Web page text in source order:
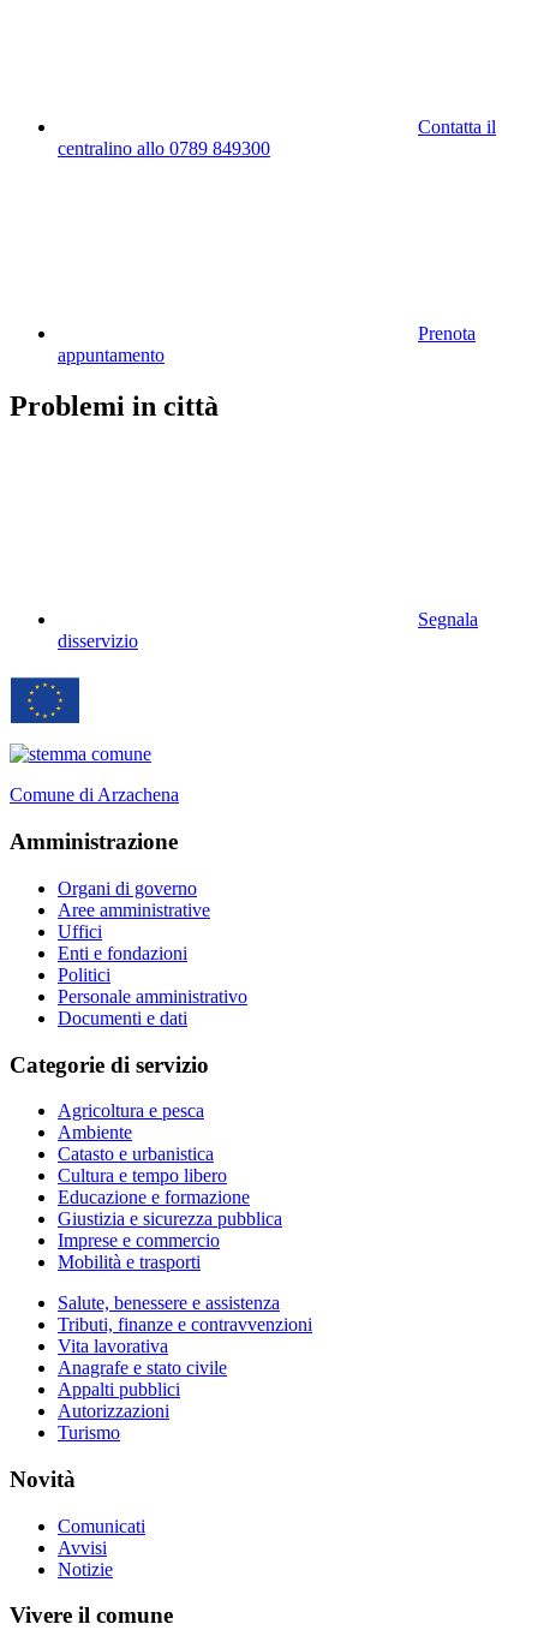
Contatta il
centralino allo 0789 849300
Prenota
appuntamento
Problemi in città
Segnala
disservizio
Comune di Arzachena
Amministrazione
Organi di governo
Aree amministrative
Uffici
Enti e fondazioni
Politici
Personale amministrativo
Documenti e dati
Categorie di servizio
Agricoltura e pesca
Ambiente
Catasto e urbanistica
Cultura e tempo libero
Educazione e formazione
Giustizia e sicurezza pubblica
Imprese e commercio
Mobilità e trasporti
Salute, benessere e assistenza
Tributi, finanze e contravvenzioni
Vita lavorativa
Anagrafe e stato civile
Appalti pubblici
Autorizzazioni
Turismo
Novità
Comunicati
Avvisi
Notizie
Vivere il comune